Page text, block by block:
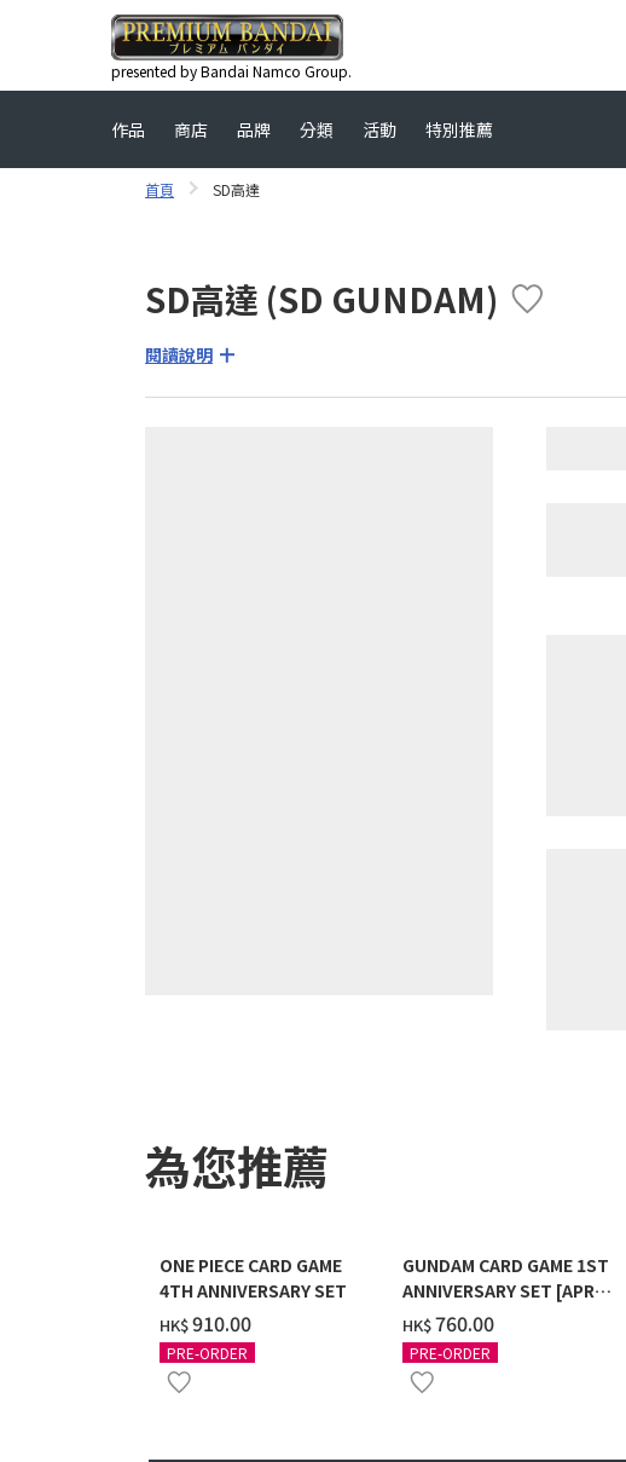
presented by Bandai Namco Group.
作品 商店 品牌 分類 活動 特別推薦
首頁 SD高達
SD高達 (SD GUNDAM)
閱讀說明
為您推薦
ONE PIECE CARD GAME
4TH ANNIVERSARY SET
HK$‌910.00
PRE-ORDER
GUNDAM CARD GAME 1ST
ANNIVERSARY SET [APR
2027 DELIVERY]
HK$‌760.00
PRE-ORDER